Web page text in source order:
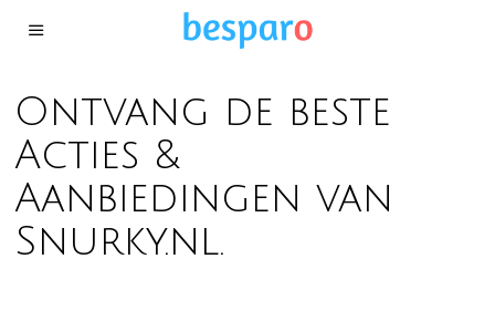
Ontvang de beste
Acties &
Aanbiedingen van
Snurky.nl.